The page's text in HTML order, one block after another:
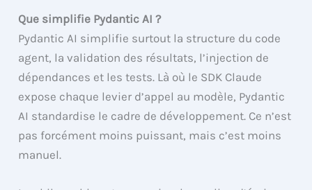
Que simplifie Pydantic AI ?
Pydantic AI simplifie surtout la structure du code
agent, la validation des résultats, l’injection de
dépendances et les tests. Là où le SDK Claude
expose chaque levier d’appel au modèle, Pydantic
AI standardise le cadre de développement. Ce n’est
pas forcément moins puissant, mais c’est moins
manuel.